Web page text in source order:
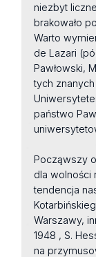
niezbyt
brakowało
Warto
de Lazari
Pawłowski,
tych
państwo
Począwszy
dla wolności
tendencja
Warszawy,
1948 , S.
na